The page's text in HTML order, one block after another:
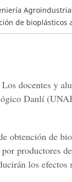
de bioplásticos
Los docentes y
Danlí
obtención de
productores de
los